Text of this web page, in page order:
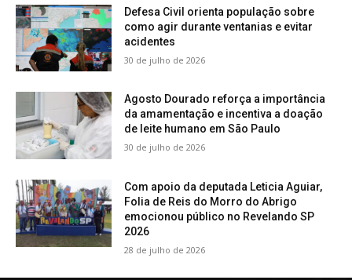
Defesa Civil orienta população sobre
como agir durante ventanias e evitar
acidentes
30 de julho de 2026
Agosto Dourado reforça a importância
da amamentação e incentiva a doação
de leite humano em São Paulo
30 de julho de 2026
Com apoio da deputada Leticia Aguiar,
Folia de Reis do Morro do Abrigo
emocionou público no Revelando SP
2026
28 de julho de 2026